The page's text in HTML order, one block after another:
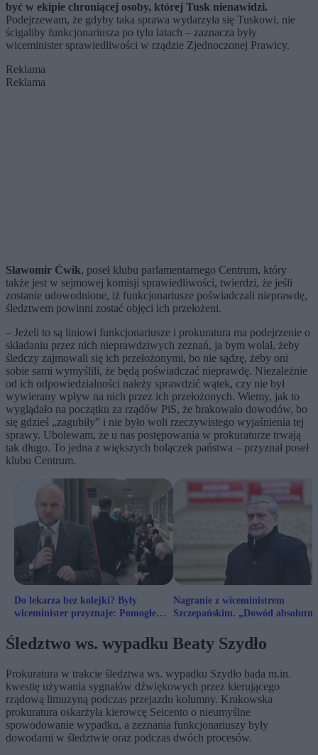
być w ekipie chroniącej osoby, której Tusk nienawidzi.
Podejrzewam, że gdyby taka sprawa wydarzyła się Tuskowi, nie
ścigaliby funkcjonariusza po tylu latach – zaznacza były
wiceminister sprawiedliwości w rządzie Zjednoczonej Prawicy.
Reklama
Reklama
Sławomir Ćwik, poseł klubu parlamentarnego Centrum, który
także jest w sejmowej komisji sprawiedliwości, twierdzi, że jeśli
zostanie udowodnione, iż funkcjonariusze poświadczali nieprawdę,
śledztwem powinni zostać objęci ich przełożeni.
– Jeżeli to są liniowi funkcjonariusze i prokuratura ma podejrzenie o
składaniu przez nich nieprawdziwych zeznań, ja bym wolał, żeby
śledczy zajmowali się ich przełożonymi, bo nie sądzę, żeby oni
sobie sami wymyślili, że będą poświadczać nieprawdę. Niezależnie
od ich odpowiedzialności należy sprawdzić wątek, czy nie był
wywierany wpływ na nich przez ich przełożonych. Wiemy, jak to
wyglądało na początku za rządów PiS, że brakowało dowodów, bo
się gdzieś „zagubiły” i nie było woli rzeczywistego wyjaśnienia tej
sprawy. Ubolewam, że u nas postępowania w prokuraturze trwają
tak długo. To jedna z większych bolączek państwa – przyznał poseł
klubu Centrum.
Do lekarza bez kolejki? Były
wiceminister przyznaje: Pomogłem
Nagranie z wiceministrem
Szczepańskim. „Dowód
Śledztwo ws. wypadku Beaty Szydło
Prokuratura w trakcie śledztwa ws. wypadku Szydło bada m.in.
kwestię używania sygnałów dźwiękowych przez kierującego
rządową limuzyną podczas przejazdu kolumny. Krakowska
prokuratura oskarżyła kierowcę Seicento o nieumyślne
spowodowanie wypadku, a zeznania funkcjonariuszy były
dowodami w śledztwie oraz podczas dwóch procesów.